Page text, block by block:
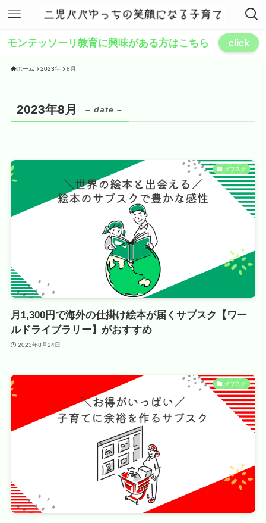
モンテッソーリ教育に興味がある方はこちら click
ホーム 2023年 8月
2023年8月 – date –
サブスク
月1,300円で海外の仕掛け絵本が届くサブスク【ワー
ルドライブラリー】がおすすめ
2023年8月24日
サブスク